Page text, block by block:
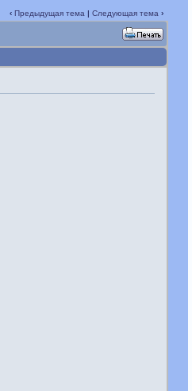
‹Предыдущая тема |Следующая тема ›